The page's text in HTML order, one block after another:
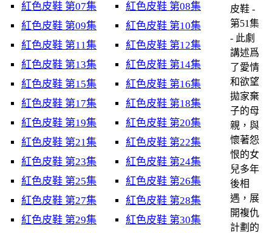
紅色皮鞋 第07集
紅色皮鞋 第08集
紅色皮鞋 第09集
紅色皮鞋 第10集
紅色皮鞋 第11集
紅色皮鞋 第12集
紅色皮鞋 第13集
紅色皮鞋 第14集
紅色皮鞋 第15集
紅色皮鞋 第16集
紅色皮鞋 第17集
紅色皮鞋 第18集
紅色皮鞋 第19集
紅色皮鞋 第20集
紅色皮鞋 第21集
紅色皮鞋 第22集
紅色皮鞋 第23集
紅色皮鞋 第24集
紅色皮鞋 第25集
紅色皮鞋 第26集
紅色皮鞋 第27集
紅色皮鞋 第28集
紅色皮鞋 第29集
紅色皮鞋 第30集
皮鞋 -
第51集
- 此劇
講述爲
了愛情
和欲望
拋家棄
子的母
親，與
懷著怨
恨的女
兒多年
後相
遇，展
開複仇
計劃的